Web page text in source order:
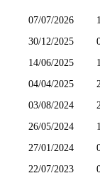
07/07/2026
30/12/2025
14/06/2025
04/04/2025
03/08/2024
26/05/2024
27/01/2024
22/07/2023